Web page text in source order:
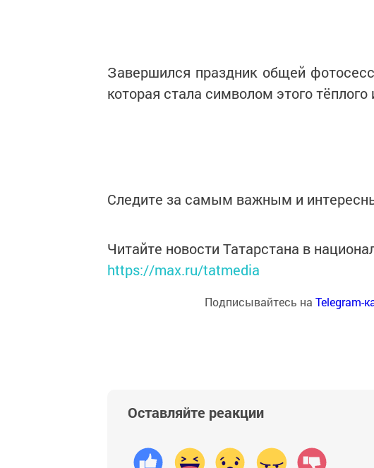
Завершился праздник общей
которая стала символом этого
Следите за самым важным и
Читайте новости Татарстана в
https://max.ru/tatmedia
Подписывайтесь на Telegram-
Оставляйте реакции